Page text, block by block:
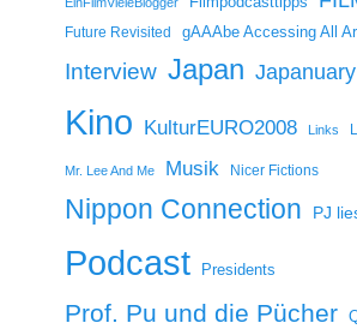
Future Revisited
gAAAbe Accessing All
Interview Japan Japanuary
Kino KulturEURO2008 Links
Mr. Lee And Me Musik Nicer Fictions
Nippon Connection PJ
Podcast Presidents
Prof. Pu und die Pücher